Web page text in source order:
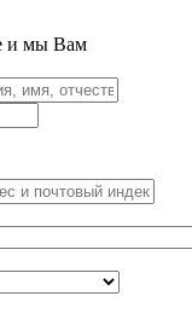
и мы Вам